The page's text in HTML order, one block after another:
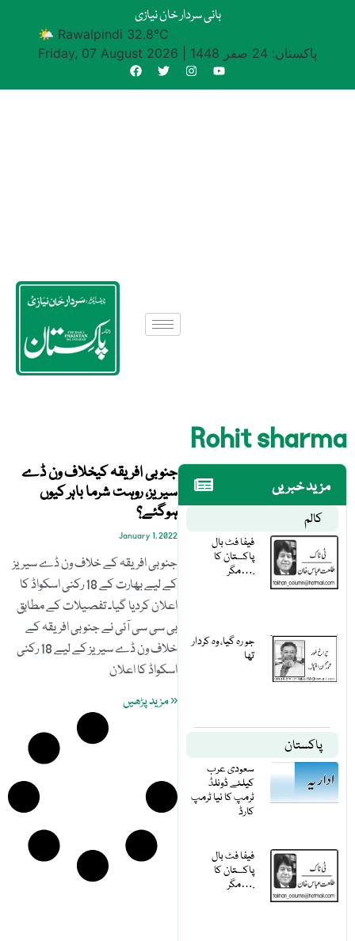
بانی سردار خان نیازی
🌤 Rawalpindi 32.8°C
Friday, 07 August 2026
پاکستان: 24 صفر 1448
Rohit sharma
مزید خبریں
کالم
فیفا فٹ بال
پاکستان کا
مگر….
جو رہ گیا، وہ کردار
تھا
پاکستان
سعودی عرب
کیلئے ڈونلڈ
ٹرمپ کا نیا ٹرمپ
کارڈ
فیفا فٹ بال
پاکستان کا
مگر….
جنوبی افریقہ کیخلاف ون ڈے
سیریز، روہت شرما باہر کیوں
ہوگئے؟
January 1, 2022
جنوبی افریقہ کے خلاف ون ڈے سیریز
کے لیے بھارت کے 18 رکنی اسکواڈ کا
اعلان کردیا گیا۔ تفصیلات کے مطابق
بی سی سی آئی نے جنوبی افریقہ کے
خلاف ون ڈے سیریز کے لیے 18 رکنی
اسکواڈ کا اعلان
« مزید پڑھیں